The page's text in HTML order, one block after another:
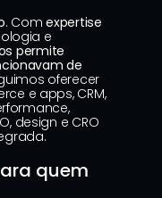
. Com expertise
e
permite
de
oferecer
e apps, CRM,
design e CRO
quem